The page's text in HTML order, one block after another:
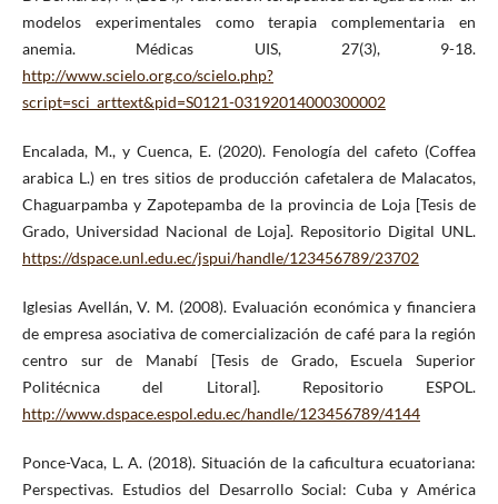
modelos experimentales como terapia complementaria en
anemia. Médicas UIS, 27(3), 9-18.
http://www.scielo.org.co/scielo.php?
script=sci_arttext&pid=S0121-03192014000300002
Encalada, M., y Cuenca, E. (2020). Fenología del cafeto (Coffea
arabica L.) en tres sitios de producción cafetalera de Malacatos,
Chaguarpamba y Zapotepamba de la provincia de Loja [Tesis de
Grado, Universidad Nacional de Loja]. Repositorio Digital UNL.
https://dspace.unl.edu.ec/jspui/handle/123456789/23702
Iglesias Avellán, V. M. (2008). Evaluación económica y financiera
de empresa asociativa de comercialización de café para la región
centro sur de Manabí [Tesis de Grado, Escuela Superior
Politécnica del Litoral]. Repositorio ESPOL.
http://www.dspace.espol.edu.ec/handle/123456789/4144
Ponce-Vaca, L. A. (2018). Situación de la caficultura ecuatoriana:
Perspectivas. Estudios del Desarrollo Social: Cuba y América